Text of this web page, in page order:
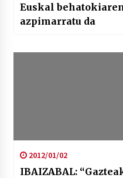
Euskal
azpimarratu da
2012/01/02
IBAIZABAL: